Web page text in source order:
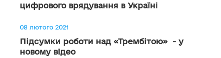
цифрового врядування в Україні
08 лютого 2021
Підсумки роботи над «Трембітою» - у
новому відео